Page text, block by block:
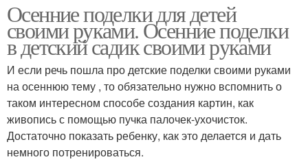
Осенние поделки для детей
своими руками. Осенние поделки
в детский садик своими руками
И если речь пошла про детские поделки своими руками
на осеннюю тему , то обязательно нужно вспомнить о
таком интересном способе создания картин, как
живопись с помощью пучка палочек-ухочисток.
Достаточно показать ребенку, как это делается и дать
немного потренироваться.